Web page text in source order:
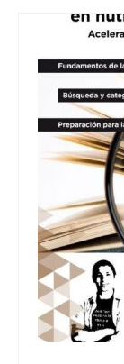
Misión
RECURSOS
META-
BLOG